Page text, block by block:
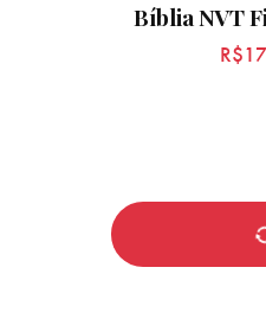
Bíblia NVT
R$